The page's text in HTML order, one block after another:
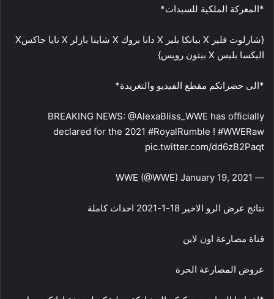
*المعركة الملكية للسيدات*
{شارلوت فلير X بيانكا بلير X دانا بروك X شاينا بازلر X نايا جاكسX
اليكسا بليس X بيتون رويس}
*الى حضراتكم مقطع الفيديو والتغريدة*
BREAKING NEWS: @AlexaBliss_WWE has officially
declared for the 2021 #RoyalRumble ! #WWERaw
pic.twitter.com/dd6zB2Paqt
— WWE (@WWE) January 19, 2021
نتائج عرض الرو الاخير 18-1-2021 احداث كاملة
قناة مصارعة اون لاين
عروض المصارعة الحرة